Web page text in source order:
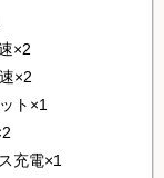
×2
×2
ト×1
充電×1